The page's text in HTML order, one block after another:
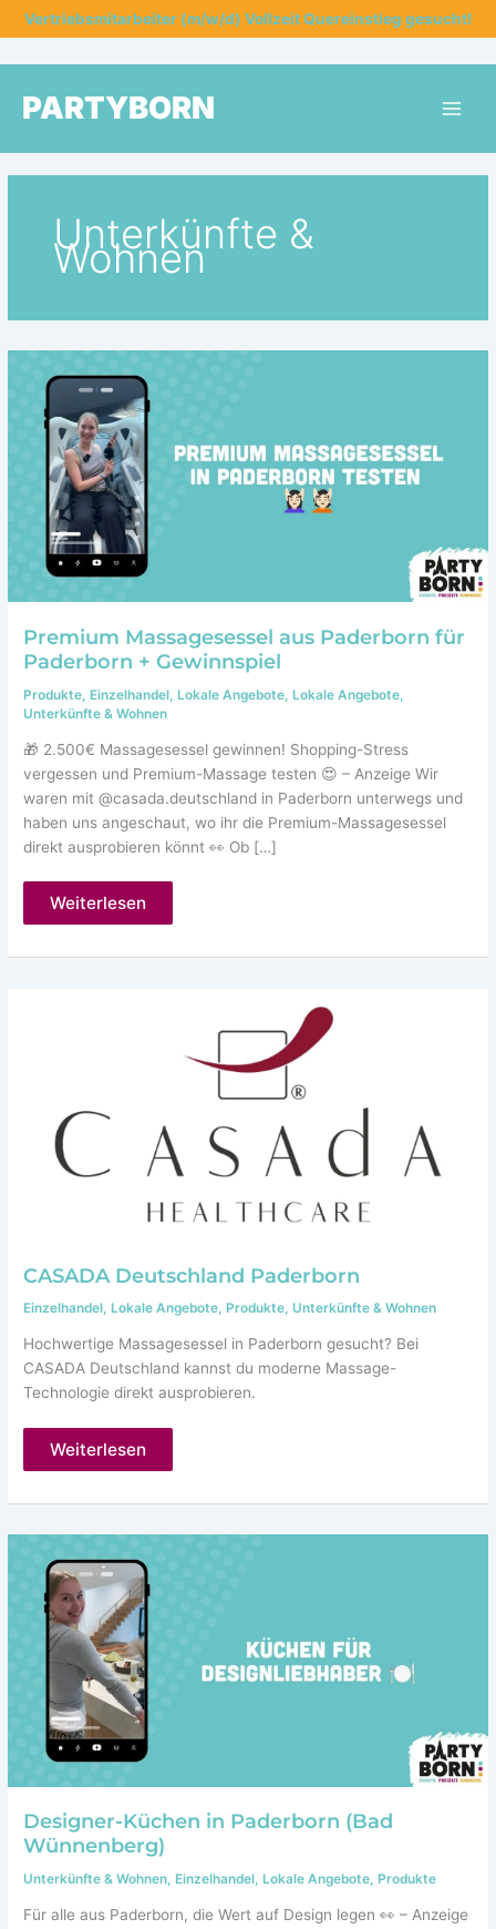
Zum
Inhalt
Vertriebsmitarbeiter (m/w/d) Vollzeit Quereinstieg gesucht!
PARTYBORN
Unterkünfte &
Wohnen
Premium Massagesessel aus Paderborn für
Paderborn + Gewinnspiel
Produkte ,Einzelhandel ,Lokale Angebote ,Lokale Angebote
Unterkünfte & Wohnen
🎁 2.500€ Massagesessel gewinnen! Shopping-Stress
vergessen und Premium-Massage testen 😍 – Anzeige Wir
waren mit @casada.deutschland in Paderborn unterwegs und
haben uns angeschaut, wo ihr die Premium-Massagesessel
direkt ausprobieren könnt 👀 Ob […]
Premium
Massagesessel
Paderborn
Weiterlesen
CASADA Deutschland Paderborn
Einzelhandel, Lokale Angebote, Produkte,Unterkünfte & Wohnen
Hochwertige Massagesessel in Paderborn gesucht? Bei
CASADA Deutschland kannst du moderne Massage-
Technologie direkt ausprobieren.
CASADA
Weiterlesen
Designer-Küchen in Paderborn (Bad
Wünnenberg)
Unterkünfte & Wohnen, Einzelhandel, Lokale Angebote, Produkte
Für alle aus Paderborn, die Wert auf Design legen 👀 – Anzeige